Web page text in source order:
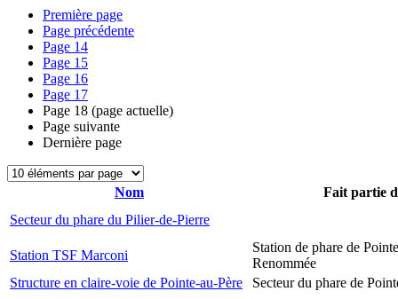
Première page
Page précédente
Page 14
Page 15
Page 16
Page 17
Page 18 (page actuelle)
Page suivante
Dernière page
Nom
Fait partie
Secteur du phare du Pilier-de-Pierre
Station TSF Marconi
Station de phare de
Renommée
Structure en claire-voie de Pointe-au-Père
Secteur du phare de